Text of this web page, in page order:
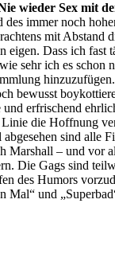
wieder Sex mit
des immer noch
mit Abstand
eigen. Dass ich fast
sehr ich es schon
bewusst
erfrischend
die Hoffnung
sind alle
Marshall – und vor
Die Gags sind
des Humors
Mal“ und